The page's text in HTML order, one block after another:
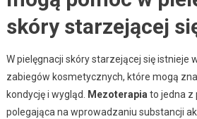
skóry starzejącej
W pielęgnacji skóry starzejącej się istnieje
zabiegów kosmetycznych, które mogą
kondycję i wygląd.
Mezoterapia to jedna z
polegająca na wprowadzaniu substancji